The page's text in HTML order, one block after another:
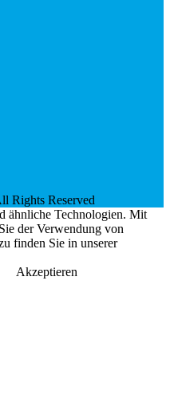
Rights Reserved
ähnliche Technologien. Mit
der Verwendung von
finden Sie in unserer
Akzeptieren